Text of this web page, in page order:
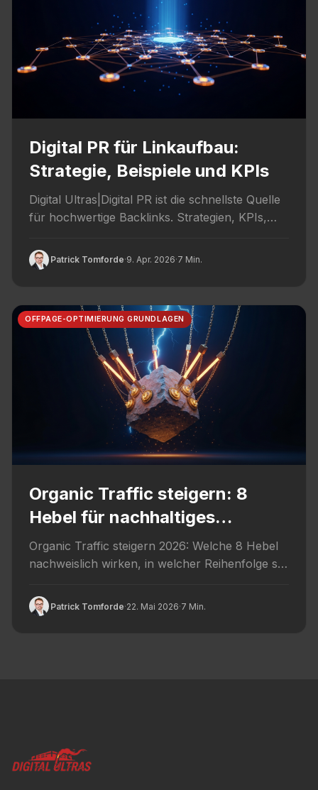
Digital PR für Linkaufbau:
Strategie, Beispiele und KPIs
Digital Ultras|Digital PR ist die schnellste Quelle
für hochwertige Backlinks. Strategien, KPIs,
Projekten.
Patrick Tomforde·9. Apr. 2026·7 Min.
OFFPAGE-OPTIMIERUNG GRUNDLAGEN
Organic Traffic steigern: 8
Hebel für nachhaltiges
Wachstum
Organic Traffic steigern 2026: Welche 8 Hebel
nachweislich wirken, in welcher Reihenfolge sie
Patrick Tomforde·22. Mai 2026·7 Min.